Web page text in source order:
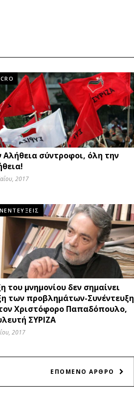
Αλήθεια σύντροφοι, όλη την
2017
του μνημονίου δεν σημαίνει
των προβλημάτων-Συνέντευξη
Χριστόφορο Παπαδόπουλο,
ΣΥΡΙΖΑ
2017
ΕΠΟΜΕΝΟ ΑΡΘΡΟ